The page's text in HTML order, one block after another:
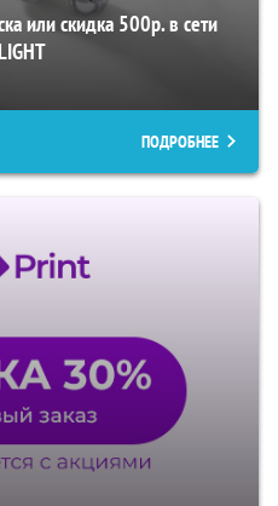
или скидка 500р. в сети
ПОДРОБНЕЕ